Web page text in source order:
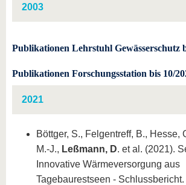
2003
Publikationen Lehrstuhl Gewässerschutz
Publikationen Forschungsstation bis 10/
2021
Böttger, S., Felgentreff, B., Hesse,
M.-J., Leßmann, D. et al. (2021).
Innovative Wärmeversorgung aus
Tagebaurestseen - Schlussbericht.